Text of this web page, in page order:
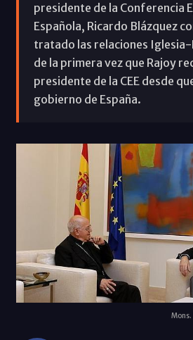
presidente de la Conferencia
Española, Ricardo Blázquez
tratado las relaciones
de la primera vez que Rajoy
presidente de la CEE desde
gobierno de España.